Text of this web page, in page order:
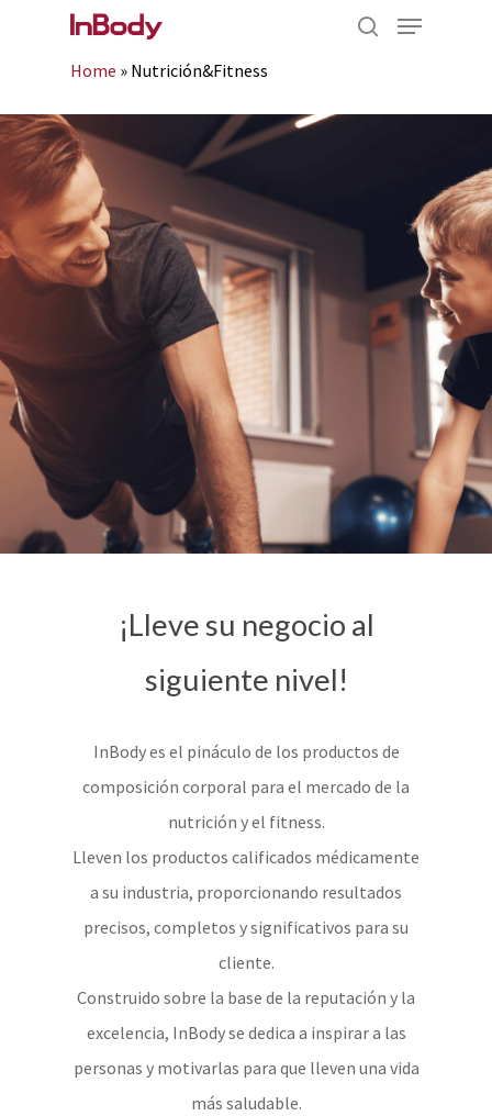
Hit enter to search or ESC to close
Home » Nutrición&Fitness
¡Lleve su negocio al
siguiente nivel!
InBody es el pináculo de los productos de
composición corporal para el mercado de la
nutrición y el fitness.
Lleven los productos calificados médicamente
a su industria, proporcionando resultados
precisos, completos y significativos para su
cliente.
Construido sobre la base de la reputación y la
excelencia, InBody se dedica a inspirar a las
personas y motivarlas para que lleven una vida
más saludable.